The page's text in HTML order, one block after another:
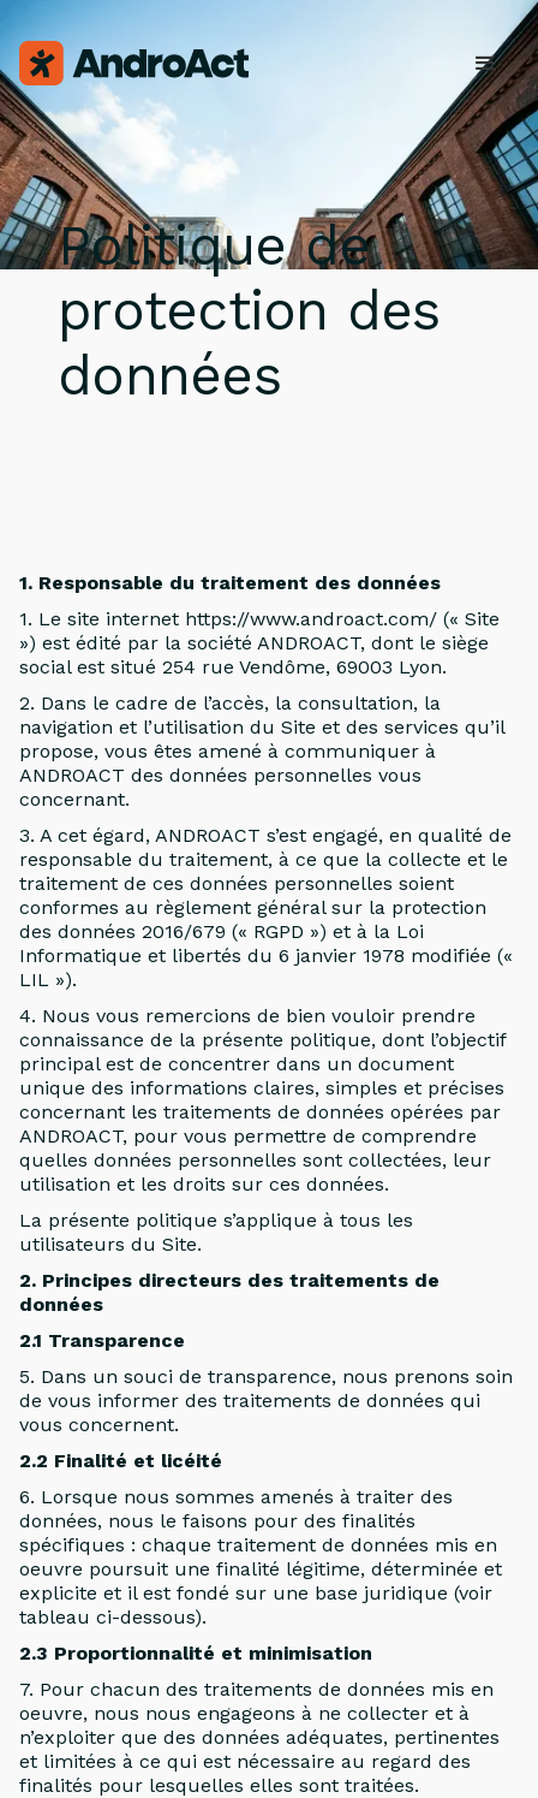
Politique de
protection des
données
1. Responsable du traitement des données
1. Le site internet https://www.androact.com/ (« Site
») est édité par la société ANDROACT, dont le siège
social est situé 254 rue Vendôme, 69003 Lyon.
2. Dans le cadre de l’accès, la consultation, la
navigation et l’utilisation du Site et des services qu’il
propose, vous êtes amené à communiquer à
ANDROACT des données personnelles vous
concernant.
3. A cet égard, ANDROACT s’est engagé, en qualité de
responsable du traitement, à ce que la collecte et le
traitement de ces données personnelles soient
conformes au règlement général sur la protection
des données 2016/679 (« RGPD ») et à la Loi
Informatique et libertés du 6 janvier 1978 modifiée («
LIL »).
4. Nous vous remercions de bien vouloir prendre
connaissance de la présente politique, dont l’objectif
principal est de concentrer dans un document
unique des informations claires, simples et précises
concernant les traitements de données opérées par
ANDROACT, pour vous permettre de comprendre
quelles données personnelles sont collectées, leur
utilisation et les droits sur ces données.
La présente politique s’applique à tous les
utilisateurs du Site.
2. Principes directeurs des traitements de
données
2.1 Transparence
5. Dans un souci de transparence, nous prenons soin
de vous informer des traitements de données qui
vous concernent.
2.2 Finalité et licéité
6. Lorsque nous sommes amenés à traiter des
données, nous le faisons pour des finalités
spécifiques : chaque traitement de données mis en
oeuvre poursuit une finalité légitime, déterminée et
explicite et il est fondé sur une base juridique (voir
tableau ci-dessous).
2.3 Proportionnalité et minimisation
7. Pour chacun des traitements de données mis en
oeuvre, nous nous engageons à ne collecter et à
n’exploiter que des données adéquates, pertinentes
et limitées à ce qui est nécessaire au regard des
finalités pour lesquelles elles sont traitées.